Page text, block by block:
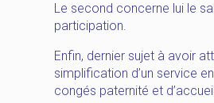
Le second concerne lui le
participation.
Enfin, dernier sujet à avoir
simplification d’un service
congés paternité et